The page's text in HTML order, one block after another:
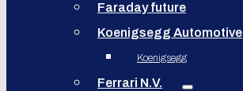
Faraday future
Koenigsegg Automotive
Koenigsegg
Ferrari N.V.